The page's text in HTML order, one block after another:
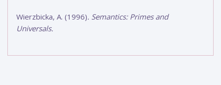
Wierzbicka, A. (1996). Semantics: Primes and
Universals.